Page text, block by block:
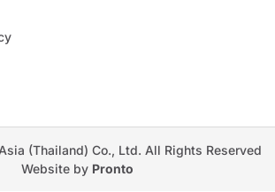
(Thailand) Co., Ltd. All Rights Reserved
Website by Pronto